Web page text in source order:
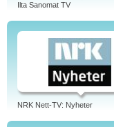
Ilta Sanomat TV
NRK Nett-TV: Nyheter